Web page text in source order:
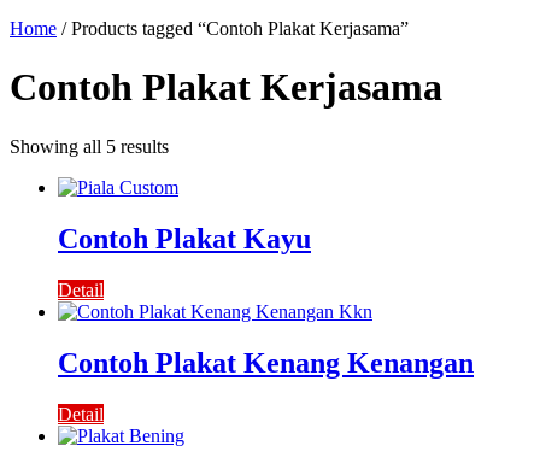
Home / Products tagged “Contoh Plakat Kerjasama”
Contoh Plakat Kerjasama
Showing all 5 results
Contoh Plakat Kayu
Detail
Contoh Plakat Kenang Kenangan
Detail